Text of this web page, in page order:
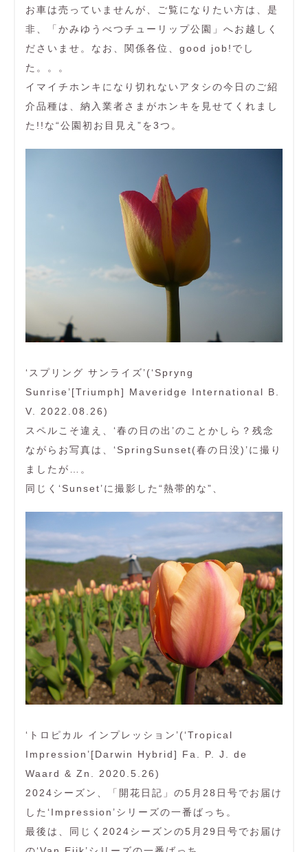
お車は売っていませんが、ご覧になりたい方は、是
非、「かみゆうべつチューリップ公園」へお越しく
ださいませ。なお、関係各位、good job!でし
た。。。
イマイチホンキになり切れないアタシの今日のご紹
介品種は、納入業者さまがホンキを見せてくれまし
た!!な“公園初お目見え”を3つ。
‘スプリング サンライズ’(‘Spryng
Sunrise’[Triumph] Maveridge International B.
V. 2022.08.26)
スペルこそ違え、‘春の日の出’のことかしら？残念
ながらお写真は、‘SpringSunset(春の日没)’に撮り
ましたが…。
同じく‘Sunset’に撮影した“熱帯的な”、
‘トロピカル インプレッション’(‘Tropical
Impression’[Darwin Hybrid] Fa. P. J. de
Waard & Zn. 2020.5.26)
2024シーズン、「開花日記」の5月28日号でお届け
した‘Impression’シリーズの一番ばっち。
最後は、同じく2024シーズンの5月29日号でお届け